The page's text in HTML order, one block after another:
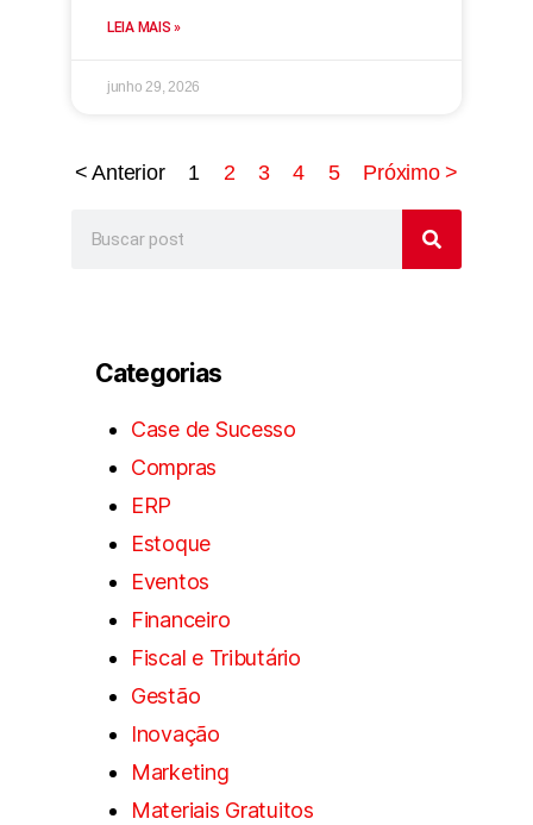
LEIA MAIS »
junho 29, 2026
< Anterior 1 2 3 4 5 Próximo >
Categorias
Case de Sucesso
Compras
ERP
Estoque
Eventos
Financeiro
Fiscal e Tributário
Gestão
Inovação
Marketing
Materiais Gratuitos